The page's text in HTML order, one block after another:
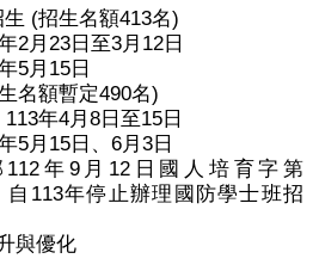
(招生名額413名)
2月23 日至3月 12 日
5月 15 日
名額暫定490名)
113年4月8 日至15 日
5月 15 日、6月3 日
112 年 9月 12 日國人培育字第
自 113年停止辦理國防學士班招
與優化